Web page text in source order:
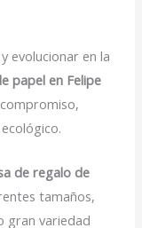
evolucionar en la
papel en Felipe
de regalo de
tamaños,
gran variedad